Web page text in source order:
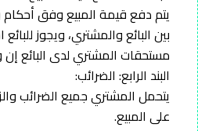
يتم دفع قيمة المبيع وفق أحكام
بين البائع والمشتري، ويجوز
مستحقات المشتري لدى البائع
البند الرابع: الضرائب:
يتحمل المشتري جميع الضرائب
على المبيع.